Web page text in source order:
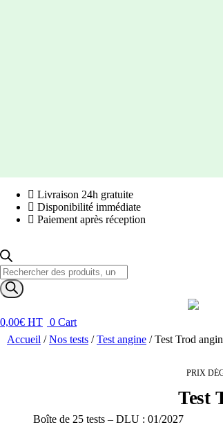
Livraison 24h gratuite
Disponibilité immédiate
Paiement après réception
Recherche
de
produits
0,00€ HT 0 Cart
Accueil /Nos tests /Test angine / Test Trod
PRIX
Test
Boîte de 25 tests – DLU : 01/2027